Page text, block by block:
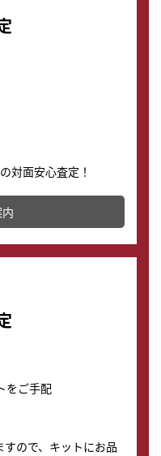
対面安心査定！
店では、時計販売の
てお得に新しい時計
をご手配
ので、キットにお品